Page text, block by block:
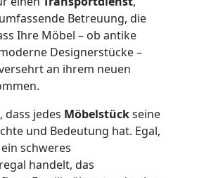
Betreuung, die
Ihre Möbel – ob antike
Designerstücke –
an ihrem neuen
dass jedes Möbelstückseine
und Bedeutung hat. Egal,
schweres
handelt, das